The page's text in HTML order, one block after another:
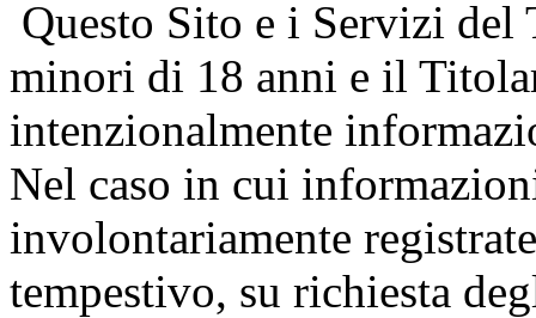
Questo Sito e i Servizi del
minori di 18 anni e il
intenzionalmente
Nel caso in cui
involontariamente
tempestivo, su richiesta